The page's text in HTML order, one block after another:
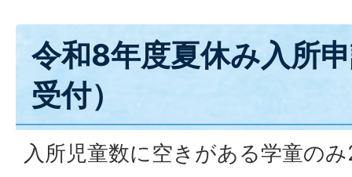
令和8年度夏休み入所
受付）
入所児童数に空きがある学童の